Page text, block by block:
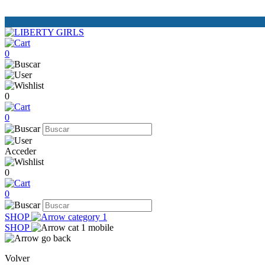
0
0
0
Acceder
0
0
SHOP
SHOP
Volver